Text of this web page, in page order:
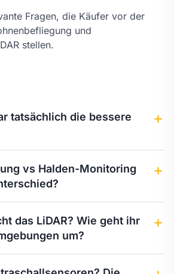
Fragen, die Käufer vor der
und
stellen.
tatsächlich die bessere
＋
vs Halden-Monitoring
＋
das LiDAR? Wie geht ihr
um?
＋